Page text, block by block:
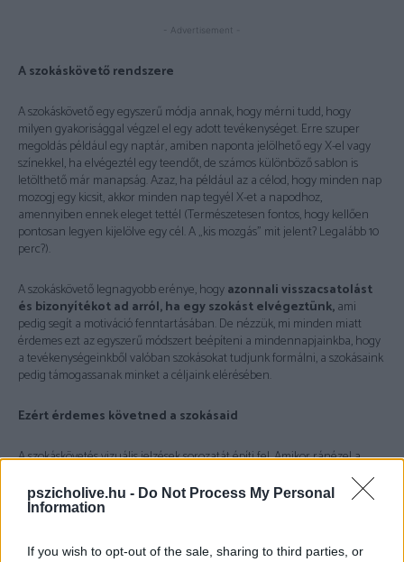
pszicholive.hu - Do Not Process My Personal
Information
If you wish to opt-out of the sale, sharing to third parties, or
- Advertisement -
A szokáskövető rendszere
A szokáskövető egy egyszerű módja annak, hogy mérni tudd, hogy
milyen gyakorisággal végzel el egy adott tevékenységet. Erre szuper
megoldás például egy naptár, amiben naponta jelölhető egy X-el vagy
színekkel, ha elvégeztél egy teendőt, de számos különböző sablon is
letölthető már manapság. Azaz, ha például az a célod, hogy minden nap
mozogj egy kicsit, akkor minden nap tegyél X-et a napodhoz,
amennyiben ennek eleget tettél (Természetesen fontos, hogy kellően
pontosan legyen kijelölve egy cél. A „kis mozgás” mit jelent? Legalább 10
perc?).
A szokáskövető legnagyobb erénye, hogyazonnali visszacsatolást
és bizonyítékot ad arról, ha egy szokást elvégeztünk,ami
pedig segít a motiváció fenntartásában. De nézzük, mi minden miatt
érdemes ezt az egyszerű módszert beépíteni a mindennapjainkba, hogy
a tevékenységeinkből valóban szokásokat tudjunk formálni, a szokásaink
pedig támogassanak minket a céljaink elérésében.
Ezért érdemes követned a szokásaid
A szokáskövetés vizuális jelzések sorozatát építi fel. Amikor ránézel a
emlékeztetni fogod
magad, hogy cselekedjés ne szakítsd meg a sorozatot. Kutatások
kimutatták, hogy azok az emberek, akik nyomon követik a céljaik elérését,
valószínűséggel érnek el eredményeket.